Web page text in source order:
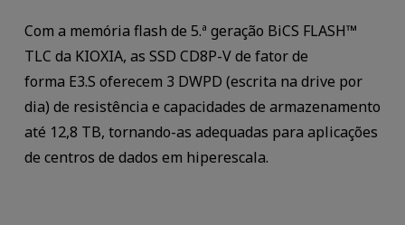
Com a memória flash de 5.ª geração BiCS FLASH™
TLC da KIOXIA, as SSD CD8P-V de fator de
forma E3.S oferecem 3 DWPD (escrita na drive por
dia) de resistência e capacidades de armazenamento
até 12,8 TB, tornando-as adequadas para aplicações
de centros de dados em hiperescala.